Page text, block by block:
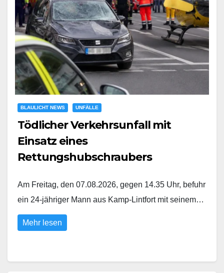
BLAULICHT NEWS UNFÄLLE
Tödlicher Verkehrsunfall mit
Einsatz eines
Rettungshubschraubers
Am Freitag, den 07.08.2026, gegen 14.35 Uhr, befuhr
ein 24-jähriger Mann aus Kamp-Lintfort mit seinem…
Mehr lesen